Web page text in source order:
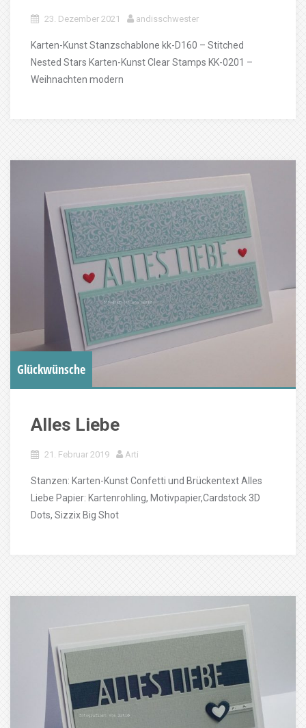
23. Dezember 2021 andisschwester
Karten-Kunst Stanzschablone kk-D160 – Stitched
Nested Stars Karten-Kunst Clear Stamps KK-0201 –
Weihnachten modern
Glückwünsche
Alles Liebe
21. Februar 2019 Arti
Stanzen: Karten-Kunst Confetti und Brückentext Alles
Liebe Papier: Kartenrohling, Motivpapier,Cardstock 3D
Dots, Sizzix Big Shot